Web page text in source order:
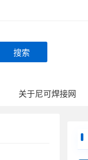
关于尼可焊接网